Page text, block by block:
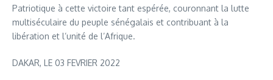
Patriotique à cette victoire tant espérée, couronnant la lutte
multiséculaire du peuple sénégalais et contribuant à la
libération et l’unité de l’Afrique.
DAKAR, LE 03 FEVRIER 2022